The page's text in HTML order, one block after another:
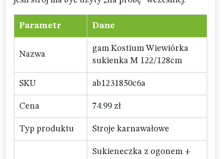
Parametr Dane
Nazwa
gam Kostium Wiewiórka
sukienka M 122/128cm
SKU ab1231850c6a
Cena 74.99 zł
Typ produktu Stroje karnawałowe
Sukieneczka z ogonem +